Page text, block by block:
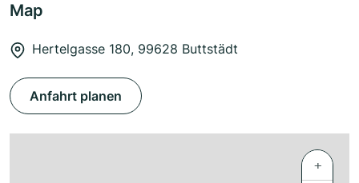
Map
Hertelgasse 180, 99628 Buttstädt
Anfahrt planen
+